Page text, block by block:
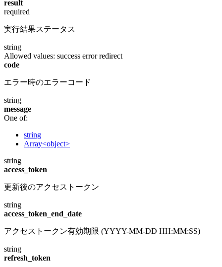
result
required
実行結果ステータス
string
Allowed values: success errorredirect
code
エラー時のエラーコード
string
message
One of:
string
Array<object>
string
access_token
更新後のアクセストークン
string
access_token_end_date
アクセストークン有効期限 (YYYY-MM-DD HH:MM:SS)
string
refresh_token